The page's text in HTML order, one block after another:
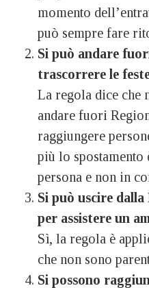
momento
può sempre fare
Si può andare
trascorrere le
La regola dice che
andare fuori
raggiungere
più lo spostamento
persona e non in
Si può uscire dalla
per assistere un
Sì, la regola è
che non sono
Si possono